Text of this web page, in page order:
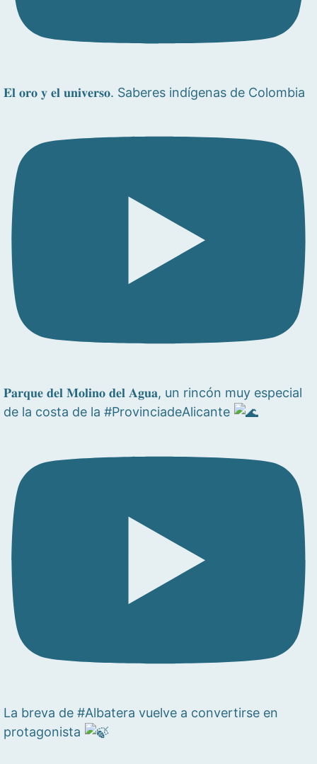
𝐄𝐥 𝐨𝐫𝐨 𝐲 𝐞𝐥 𝐮𝐧𝐢𝐯𝐞𝐫𝐬𝐨. Saberes indígenas de Colombia
𝐏𝐚𝐫𝐪𝐮𝐞 𝐝𝐞𝐥 𝐌𝐨𝐥𝐢𝐧𝐨 𝐝𝐞𝐥 𝐀𝐠𝐮𝐚, un rincón muy especial
de la costa de la #ProvinciadeAlicante
La breva de #Albatera vuelve a convertirse en
protagonista